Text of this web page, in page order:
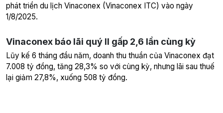
phát triển du lịch Vinaconex (Vinaconex ITC) vào ngày
1/8/2025.
Vinaconex báo lãi quý II gấp 2,6 lần cùng kỳ
Lũy kế 6 tháng đầu năm, doanh thu thuần của Vinaconex đạt
7.008 tỷ đồng, tăng 28,3% so với cùng kỳ, nhưng lãi sau thuế
lại giảm 27,8%, xuống 508 tỷ đồng.